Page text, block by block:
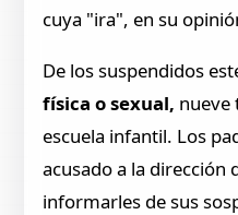
cuya "ira", en su
De los suspendidos
física o sexual, nueve
escuela infantil. Los
acusado a la dirección
informarles de sus